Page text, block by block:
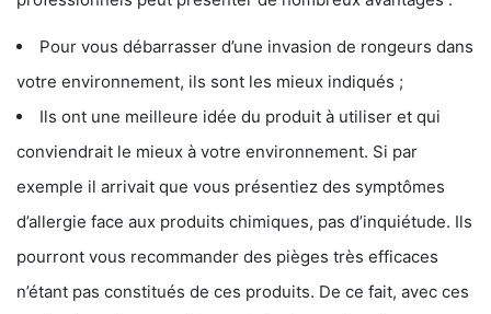
Pour vous débarrasser d’une invasion de rongeurs dans
votre environnement, ils sont les mieux indiqués ;
Ils ont une meilleure idée du produit à utiliser et qui
conviendrait le mieux à votre environnement. Si par
exemple il arrivait que vous présentiez des symptômes
d’allergie face aux produits chimiques, pas d’inquiétude. Ils
pourront vous recommander des pièges très efficaces
n’étant pas constitués de ces produits. De ce fait, avec ces